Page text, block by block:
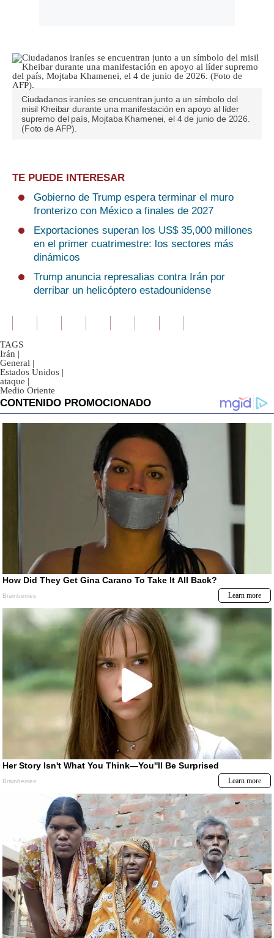
Ciudadanos iraníes se encuentran junto a un símbolo del
misil Kheibar durante una manifestación en apoyo al líder
supremo del país, Mojtaba Khamenei, el 4 de junio de 2026.
(Foto de AFP).
TE PUEDE INTERESAR
Gobierno de Trump espera terminar el muro
fronterizo con México a finales de 2027
Exportaciones superan los US$ 35,000 millones
en el primer cuatrimestre: los sectores más
dinámicos
Trump anuncia represalias contra Irán por
derribar un helicóptero estadounidense
TAGS
Irán |
General |
Estados Unidos |
ataque |
Medio Oriente